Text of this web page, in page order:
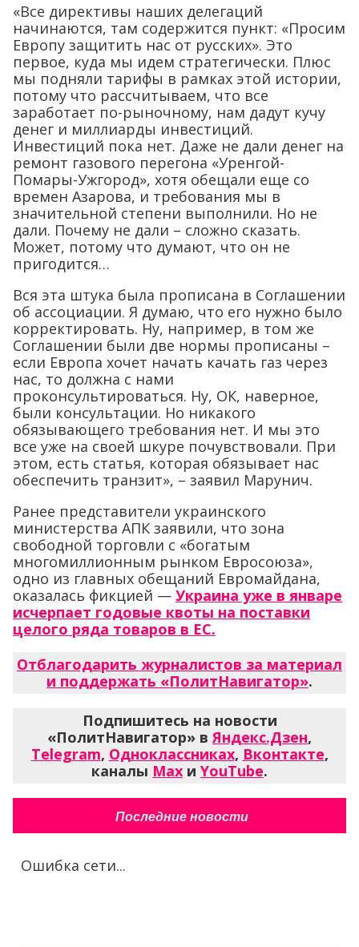
«Все директивы наших делегаций
начинаются, там содержится пункт: «Просим
Европу защитить нас от русских». Это
первое, куда мы идем стратегически. Плюс
мы подняли тарифы в рамках этой истории,
потому что рассчитываем, что все
заработает по-рыночному, нам дадут кучу
денег и миллиарды инвестиций.
Инвестиций пока нет. Даже не дали денег на
ремонт газового перегона «Уренгой-
Помары-Ужгород», хотя обещали еще со
времен Азарова, и требования мы в
значительной степени выполнили. Но не
дали. Почему не дали – сложно сказать.
Может, потому что думают, что он не
пригодится…
Вся эта штука была прописана в Соглашении
об ассоциации. Я думаю, что его нужно было
корректировать. Ну, например, в том же
Соглашении были две нормы прописаны –
если Европа хочет начать качать газ через
нас, то должна с нами
проконсультироваться. Ну, ОК, наверное,
были консультации. Но никакого
обязывающего требования нет. И мы это
все уже на своей шкуре почувствовали. При
этом, есть статья, которая обязывает нас
обеспечить транзит», – заявил Марунич.
Ранее представители украинского
министерства АПК заявили, что зона
свободной торговли с «богатым
многомиллионным рынком Евросоюза»,
одно из главных обещаний Евромайдана,
оказалась фикцией — Украина уже в январе
исчерпает годовые квоты на поставки
целого ряда товаров в ЕС.
Отблагодарить журналистов за материал
и поддержать «ПолитНавигатор».
Подпишитесь на новости
«ПолитНавигатор» вЯндекс.Дзен,
Telegram, Одноклассниках, Вконтакте,
каналы Max и YouTube.
Последние новости
Ошибка сети...